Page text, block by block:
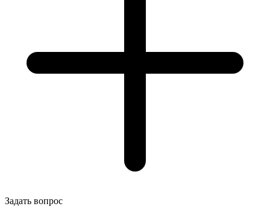
Задать вопрос